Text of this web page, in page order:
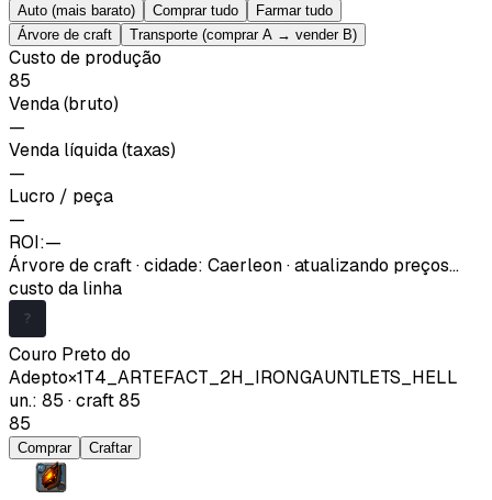
Auto (mais barato) Comprar tudo
Farmar tudo
Árvore de craft
Transporte (comprar A → vender B)
Custo de produção
85
Venda (bruto)
—
Venda líquida (taxas)
—
Lucro / peça
—
ROI:—
Árvore de craft·cidade: Caerleon· atualizando preços…
custo da linha
Couro Preto do
Adepto×1T4_ARTEFACT_2H_IRONGAUNTLETS_HELL
un.: 85 ·craft85
85
Comprar Craftar